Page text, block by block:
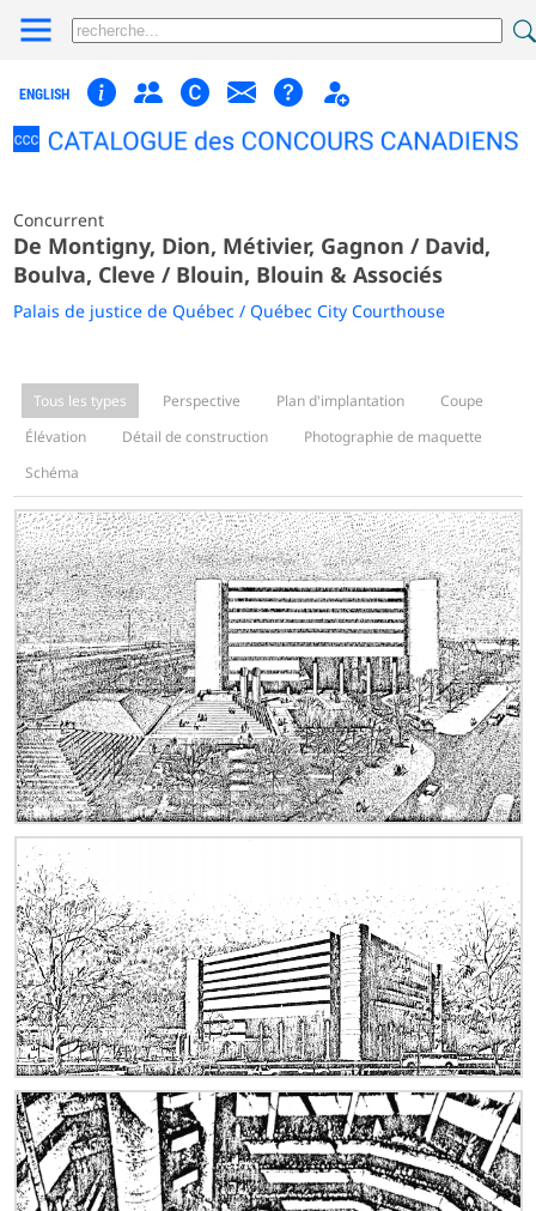
ENGLISH
Concurrent
De Montigny, Dion, Métivier, Gagnon / David,
Boulva, Cleve / Blouin, Blouin & Associés
Palais de justice de Québec / Québec City Courthouse
Tous les types Perspective Plan d'implantation
Coupe
Élévation
Détail de construction
Photographie de maquette
Schéma